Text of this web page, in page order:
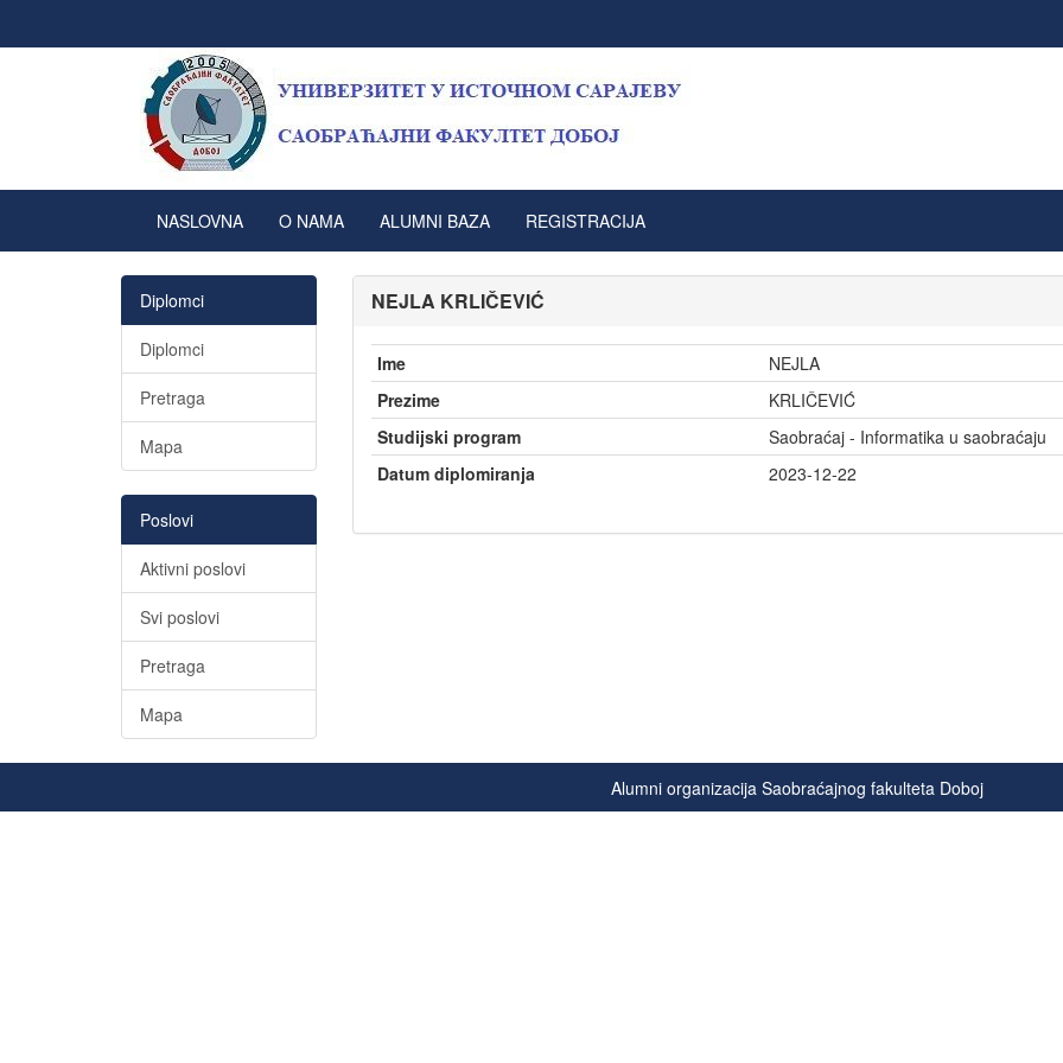
NASLOVNA O NAMA ALUMNI BAZA REGISTRACIJA
Diplomci
Diplomci
Pretraga
Mapa
Poslovi
Aktivni poslovi
Svi poslovi
Pretraga
Mapa
NEJLA KRLIČEVIĆ
Ime
NEJLA
Prezime
KRLIČEVIĆ
Studijski program
Saobraćaj - Informatika u saobraćaju
Datum diplomiranja
2023-12-22
Alumni organizacija Saobraćajnog fakulteta Doboj